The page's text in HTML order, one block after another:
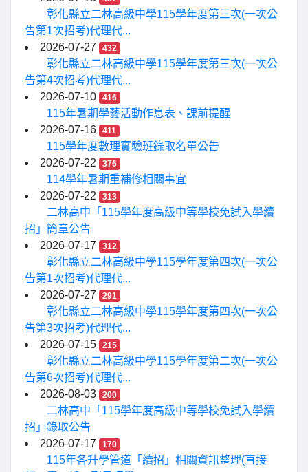
彰化縣立二林高級中學115學年度第三次(一次公
告第1次招考)代理代...
2026-07-27
432
彰化縣立二林高級中學115學年度第三次(一次公
告第4次招考)代理代...
2026-07-10
416
115年暑期學藝活動作息表、課前提醒
2026-07-16
411
115學年度數理實驗班錄取名單公告
2026-07-22
376
114學年暑期重補修相關事宜
2026-07-22
313
二林高中「115學年度高級中等學校免試入學續
招」簡章公告
2026-07-17
312
彰化縣立二林高級中學115學年度第四次(一次公
告第1次招考)代理代...
2026-07-27
291
彰化縣立二林高級中學115學年度第四次(一次公
告第3次招考)代理代...
2026-07-15
215
彰化縣立二林高級中學115學年度第二次(一次公
告第6次招考)代理代...
2026-08-03
200
二林高中「115學年度高級中等學校免試入學續
招」錄取公告
2026-07-17
170
115年各升學管道「續招」相關資訊整理(直接